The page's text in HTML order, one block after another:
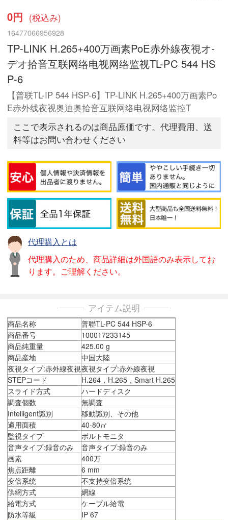
0円 (税込み)
16477066956928
TP-LINK H.265+400万画素PoE赤外線夜視オ-
デオ拾音互联网络电视网络监视TL-PC 544 HS
P-6
【普联TL-IP 544 HSP-6】TP-LINK H.265+400万画素Po
E赤外线夜视奥迪奥拾音互联网络电视网络监控T
ここで表示されるのは商品原価です。代理費用、送
料等はお問い合わせください
代理購入とは
代理購入のため、商品詳細は外国語のみ表示してお
ります。ご理解ください。
アイテム説明
商品名称
普聯TL-PC 544 HSP-6
商品番号
100017233145
商品純重量
425.00 g
商品産地
中国大陸
夜視タイプ:赤外線夜視夜視タイプ:赤外線夜視
STEPコード
H.264，H.265，Smart H.265
スライド方式
ハードディスク
調査個数
無調査
Intelligent識別
移動識別、その他
適用面積
40-80㎡
監視タイプ
ボルトモニタ
音声タイプ:録音のみ
音声タイプ:録音のみ
画素
400万
焦点距離
6 mm
变倍系统
不支持变倍系统
供網方式
網線
給電方式
ケーブル給電
防水等級
IP 67